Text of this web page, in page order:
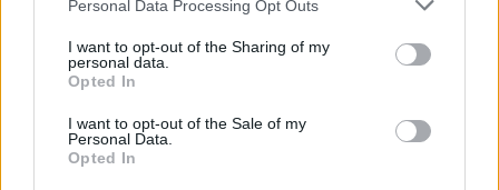
not limited to your visit or usage behaviour. You may click to
grant or deny consent to Google and its third-party tags to
use your data for below specified purposes in below Google
consent section.
Personal Data Processing Opt Outs
I want to opt-out of the Sharing of my
personal data.
Opted In
I want to opt-out of the Sale of my
Personal Data.
Opted In
Controlli rafforzati in Costa Smeralda, 20
arresti e 135 denunce
Tre milioni di euro dalla Provincia Gallura per
nuove aule nelle scuole di Olbia